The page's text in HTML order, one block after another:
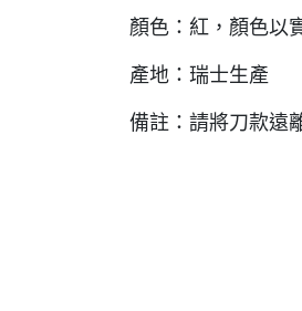
顏色：紅，顏色以
產地：瑞士生產
備註：請將刀款遠